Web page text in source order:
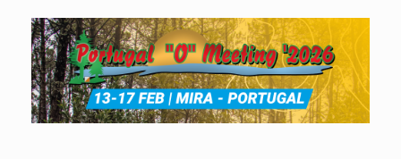
content